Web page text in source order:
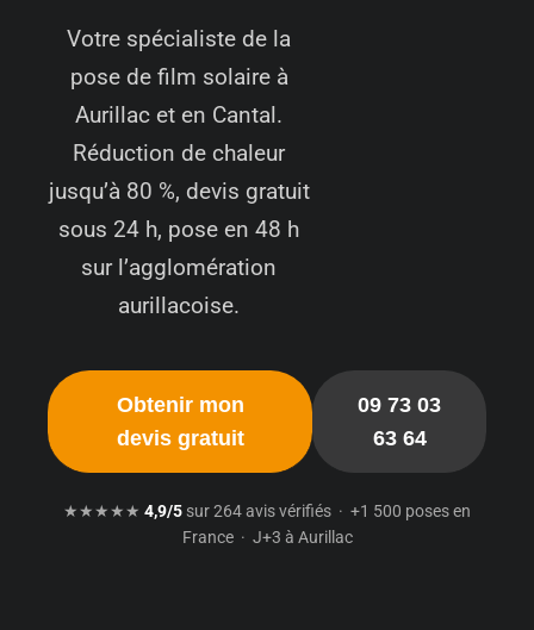
Votre spécialiste de la
pose de film solaire à
Aurillac et en Cantal.
Réduction de chaleur
jusqu’à 80 %, devis gratuit
sous 24 h, pose en 48 h
sur l’agglomération
aurillacoise.
Obtenir mon
devis gratuit
09 73 03
63 64
★★★★★ 4,9/5 sur 264 avis vérifiés · +1 500 poses en
France · J+3 à Aurillac